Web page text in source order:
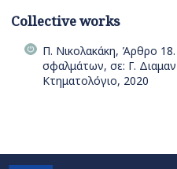
Collective works
Π. Νικολακάκη, Άρθρο
σφαλμάτων, σε: Γ.
Κτηματολόγιο, 2020